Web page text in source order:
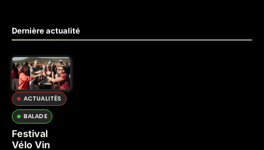
Dernière actualité
ACTUALITÉS
BALADE
Festival
Vélo Vin